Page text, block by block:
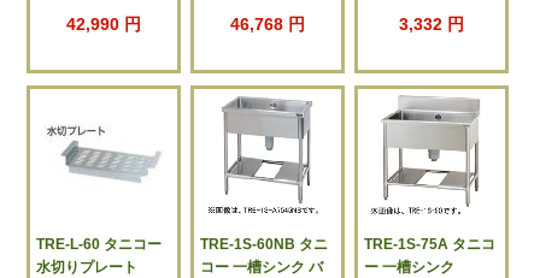
42,990 円 46,768 円 3,332 円
TRE-L-60 タニコー
水切りプレート
TRE-1S-60NB タニ
コー 一槽シンク バ
TRE-1S-75A タニコ
ー 一槽シンク